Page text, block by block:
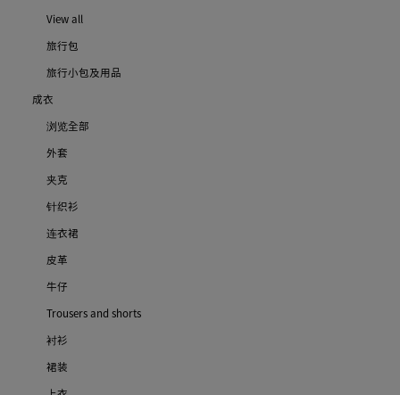
View all
旅行包
旅行小包及用品
成衣
浏览全部
外套
夹克
针织衫
连衣裙
皮革
牛仔
Trousers and shorts
衬衫
裙装